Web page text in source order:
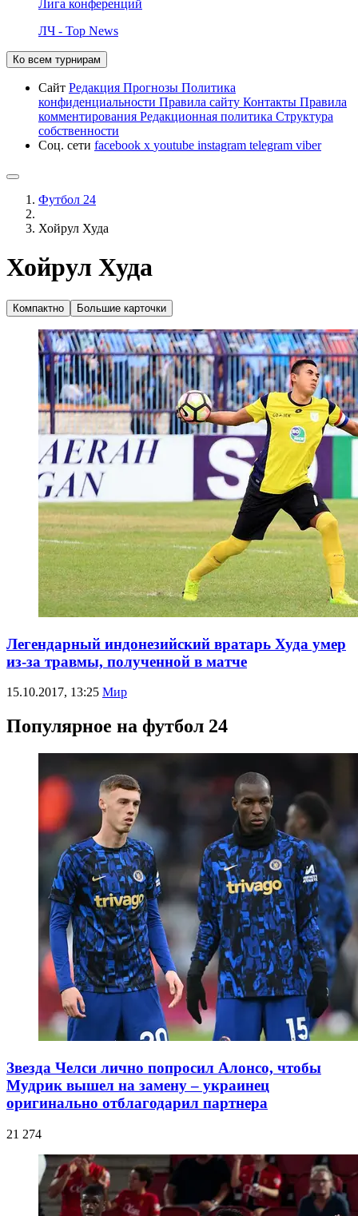
Лига конференций
ЛЧ - Top News
Ко всем турнирам
Сайт Редакция Прогнозы Политика
конфиденциальности Правила сайту Контакты Правила
комментирования Редакционная политика Структура
собственности
Соц. сети facebook x youtube instagram telegram viber
Футбол 24
Хойрул Худа
Хойрул Худа
Компактно Большие карточки
Легендарный индонезийский вратарь Худа умер
из-за травмы, полученной в матче
15.10.2017, 13:25 Мир
Популярное на футбол 24
Звезда Челси лично попросил Алонсо, чтобы
Мудрик вышел на замену – украинец
оригинально отблагодарил партнера
21 274